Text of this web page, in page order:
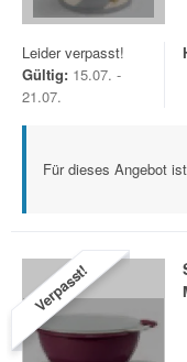
Leider verpasst!
Gültig: 15.07. -
21.07.
Für dieses Angebot
Verpasst!